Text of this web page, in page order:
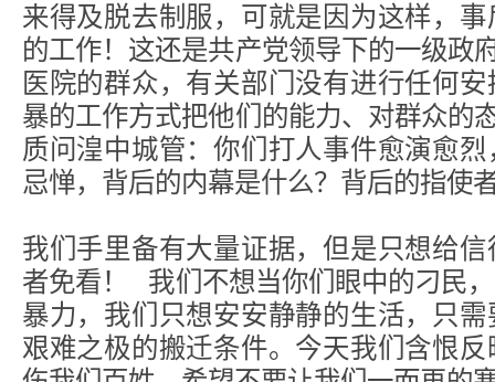
来得及脱去制服，可就是因为这样，
的工作！这还是共产党领导下的一级
医院的群众，有关部门没有进行任何
暴的工作方式把他们的能力、对群众的
质问湟中城管：你们打人事件愈演愈
忌惮，背后的内幕是什么？背后的指使
我们手里备有大量证据，但是只想给
者免看！ 我们不想当你们眼中的刁民
暴力，我们只想安安静静的生活，只
艰难之极的搬迁条件。今天我们含恨